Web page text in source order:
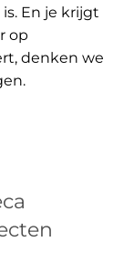
En je krijgt
op
denken we